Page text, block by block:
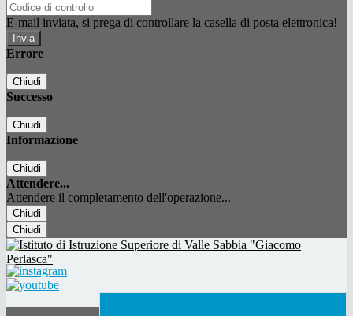
E-mail inviata, si prega di controllare la casella di posta elettronica!
Errore
Chiudi
Successo
Chiudi
Informazione
Chiudi
Attendere...
Attendere il completamento dell'operazione...
Chiudi
Chiudi